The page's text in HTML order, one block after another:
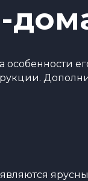
особенности